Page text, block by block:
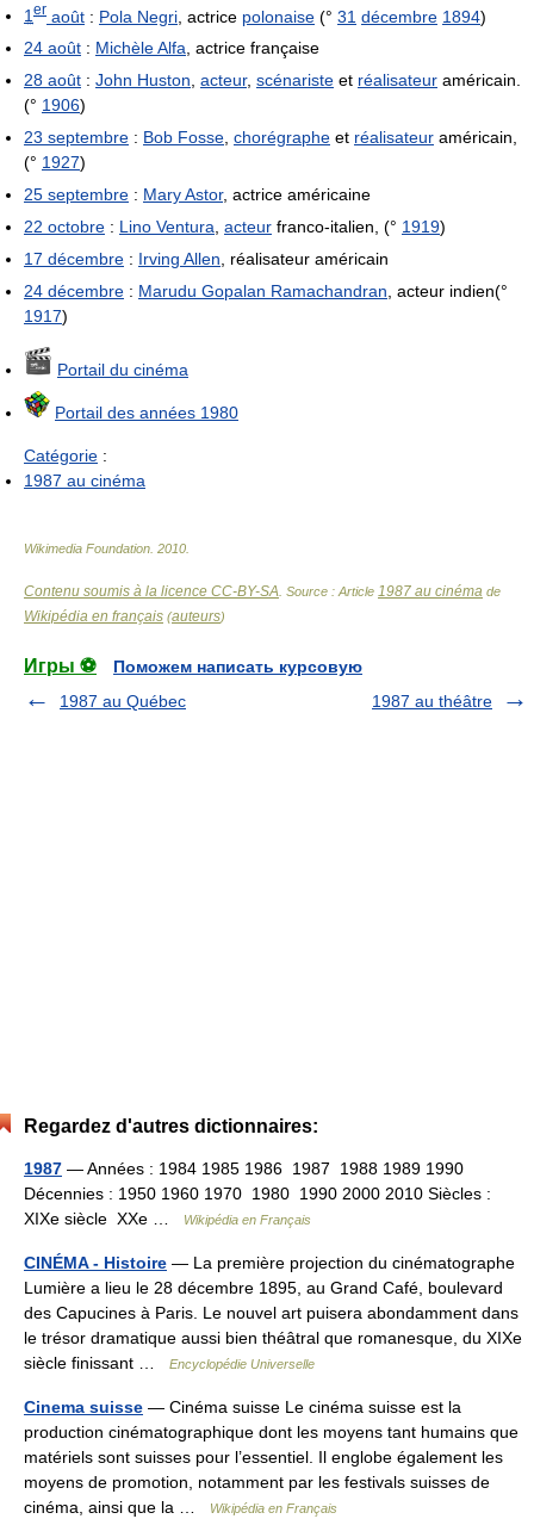
1er août : Pola Negri , actrice polonaise (° 31 décembre 1894)
24 août : Michèle Alfa, actrice française
28 août : John Huston, acteur, scénariste et réalisateur américain.
(° 1906)
23 septembre : Bob Fosse, chorégraphe et réalisateur américain,
(° 1927)
25 septembre : Mary Astor, actrice américaine
22 octobre : Lino Ventura, acteur franco-italien, (° 1919)
17 décembre : Irving Allen, réalisateur américain
24 décembre : Marudu Gopalan Ramachandran, acteur indien(°
1917)
Portail du cinéma
Portail des années 1980
Catégorie :
1987 au cinéma
Wikimedia Foundation 2010
Contenu soumis à la licence CC-BY-SA . Source : Article 1987 au cinéma de
Wikipédia en français (auteurs)
Игры ⚽
Поможем написать курсовую
1987 au Québec
1987 au théâtre
Regardez d'autres dictionnaires:
1987 — Années : 1984 1985 1986 1987 1988 1989 1990
Décennies : 1950 1960 1970 1980 1990 2000 2010 Siècles :
XIXe siècle XXe …
Wikipédia en Français
CINÉMA - Histoire — La première projection du cinématographe
Lumière a lieu le 28 décembre 1895, au Grand Café, boulevard
des Capucines à Paris. Le nouvel art puisera abondamment dans
le trésor dramatique aussi bien théâtral que romanesque, du XIXe
siècle finissant …
Encyclopédie Universelle
Cinema suisse — Cinéma suisse Le cinéma suisse est la
production cinématographique dont les moyens tant humains que
matériels sont suisses pour l’essentiel. Il englobe également les
moyens de promotion, notamment par les festivals suisses de
cinéma, ainsi que la …
Wikipédia en Français